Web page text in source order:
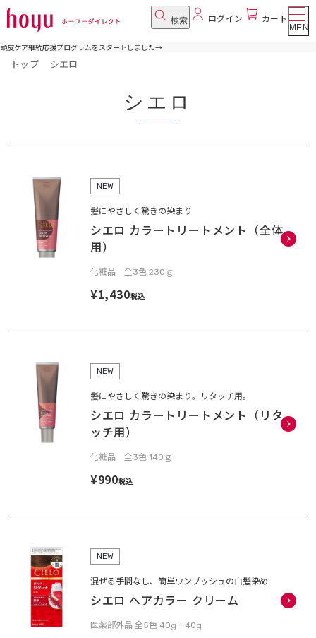
検索 ログイン
カート
MENU
頭皮ケア継続応援プログラムをスタートしました→
トップ シエロ
シエロ
NEW
髪にやさしく驚きの染まり
シエロ カラートリートメント（全体
用）
化粧品 全3色 230ｇ
¥1,430税込
NEW
髪にやさしく驚きの染まり。リタッチ用。
シエロ カラートリートメント（リタ
ッチ用）
化粧品 全3色 140ｇ
¥990税込
NEW
混ぜる手間なし、簡単ワンプッシュの白髪染め
シエロ ヘアカラー クリーム
医薬部外品 全5色 40g＋40g